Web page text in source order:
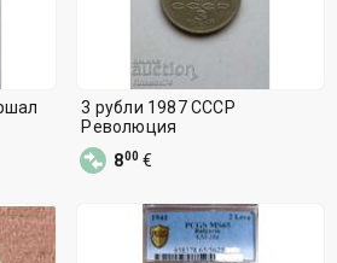
3 рубли 1987 СССР
Революция
800 €